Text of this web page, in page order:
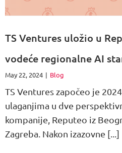
TS Ventures uložio u
vodeće regionalne AI
May 22, 2024 | Blog
TS Ventures započeo je
ulaganjima u dve
kompanije, Reputeo iz
Zagreba. Nakon izazovne [...]